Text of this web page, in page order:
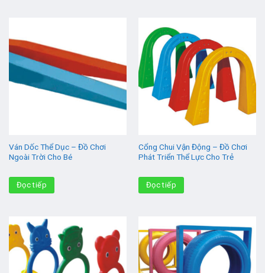
Ván Dốc Thể Dục – Đồ Chơi
Ngoài Trời Cho Bé
Đọc tiếp
Cổng Chui Vận Động – Đồ Chơi
Phát Triển Thể Lực Cho Trẻ
Đọc tiếp